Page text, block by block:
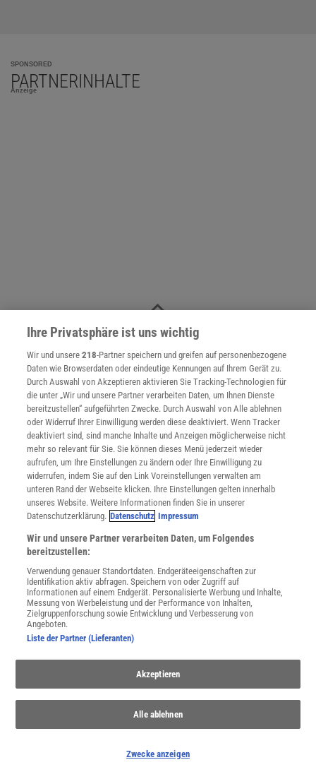
SPONSORED
PARTNERINHALTE
Anzeige
NACH OBEN
Für Sie im Spektrum-Shop und am Kiosk:
WEITERE NEUERSCHEINUNGEN SPEKTRUM SHOP
Spektrum
JETZT ANMELDEN!
Sie können unsere Newsletter jederzeit wieder abbestellen. Infos zu unserem Umgang
mit Ihren personenbezogenen Daten finden Sie in unserer
Datenschutzerklärung
Newsletter
Ihre Privatsphäre ist uns wichtig
Wir und unsere218-Partner speichern und greifen auf personenbezogene
Daten wie Browserdaten oder eindeutige Kennungen auf Ihrem Gerät zu.
Durch Auswahl von Akzeptieren aktivieren Sie Tracking-Technologien für
die unter „Wir und unsere Partner verarbeiten Daten, um Ihnen Dienste
bereitzustellen“ aufgeführten Zwecke. Durch Auswahl von Alle ablehnen
oder Widerruf Ihrer Einwilligung werden diese deaktiviert. Wenn Tracker
deaktiviert sind, sind manche Inhalte und Anzeigen möglicherweise nicht
mehr so relevant für Sie. Sie können dieses Menü jederzeit wieder
aufrufen, um Ihre Einstellungen zu ändern oder Ihre Einwilligung zu
widerrufen, indem Sie auf den Link Voreinstellungen verwalten am
unteren Rand der Webseite klicken. Ihre Einstellungen gelten innerhalb
unseres Website. Weitere Informationen finden Sie in unserer
Datenschutzerklärung. Datenschutz Impressum
Wir und unsere Partner verarbeiten Daten, um Folgendes
bereitzustellen:
Verwendung genauer Standortdaten. Endgeräteeigenschaften zur
Identifikation aktiv abfragen. Speichern von oder Zugriff auf
Informationen auf einem Endgerät. Personalisierte Werbung und Inhalte,
Messung von Werbeleistung und der Performance von Inhalten,
Zielgruppenforschung sowie Entwicklung und Verbesserung von
Angeboten.
Liste der Partner (Lieferanten)
Akzeptieren
Alle ablehnen
Zwecke anzeigen